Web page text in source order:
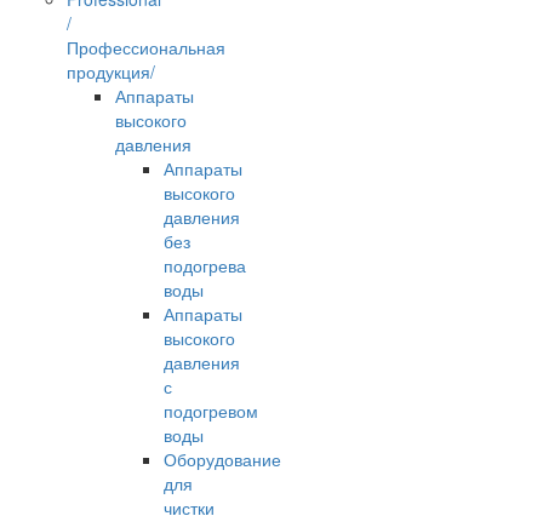
/
Профессиональная
продукция/
Аппараты
высокого
давления
Аппараты
высокого
давления
без
подогрева
воды
Аппараты
высокого
давления
с
подогревом
воды
Оборудование
для
чистки